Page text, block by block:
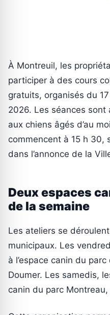
À Montreuil, les
participer à des cours
gratuits, organisés du
2026. Les séances sont
aux chiens âgés d’au
commencent à 15 h 30,
dans l’annonce de la
Deux espaces
de la semaine
Les ateliers se
municipaux. Les
à l’espace canin du
Doumer. Les samedis,
canin du parc